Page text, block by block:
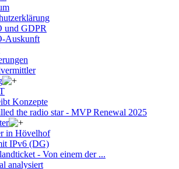
und GDPR
Auskunft
Konzepte
the radio star - MVP Renewal 2025
in Hövelhof
IPv6 (DG)
- Von einem der ...
analysiert